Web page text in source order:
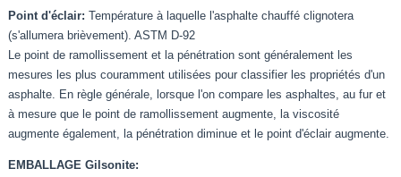
Point d'éclair: Température à laquelle l'asphalte chauffé clignotera
(s'allumera brièvement). ASTM D-92
Le point de ramollissement et la pénétration sont généralement les
mesures les plus couramment utilisées pour classifier les propriétés d'un
asphalte. En règle générale, lorsque l'on compare les asphaltes, au fur et
à mesure que le point de ramollissement augmente, la viscosité
augmente également, la pénétration diminue et le point d'éclair augmente.
EMBALLAGE Gilsonite: